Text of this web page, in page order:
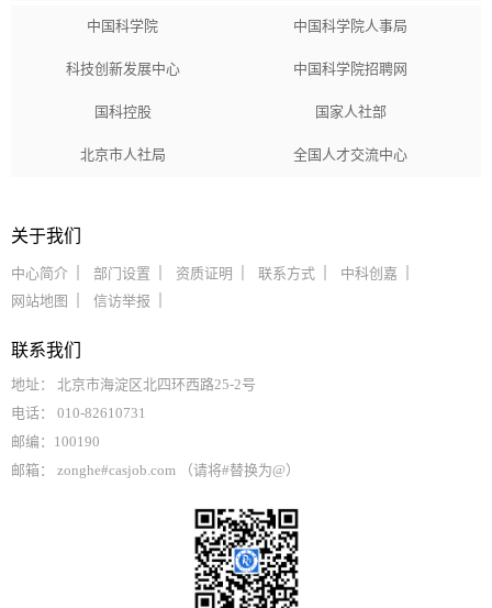
中国科学院 中国科学院人事局
科技创新发展中心 中国科学院招聘网
国科控股 国家人社部
北京市人社局 全国人才交流中心
关于我们
中心简介 部门设置 资质证明 联系方式
中科创嘉
网站地图
信访举报
联系我们
地址： 北京市海淀区北四环西路25-2号
电话： 010-82610731
邮编：100190
邮箱： zonghe#casjob.com （请将#替换为@）